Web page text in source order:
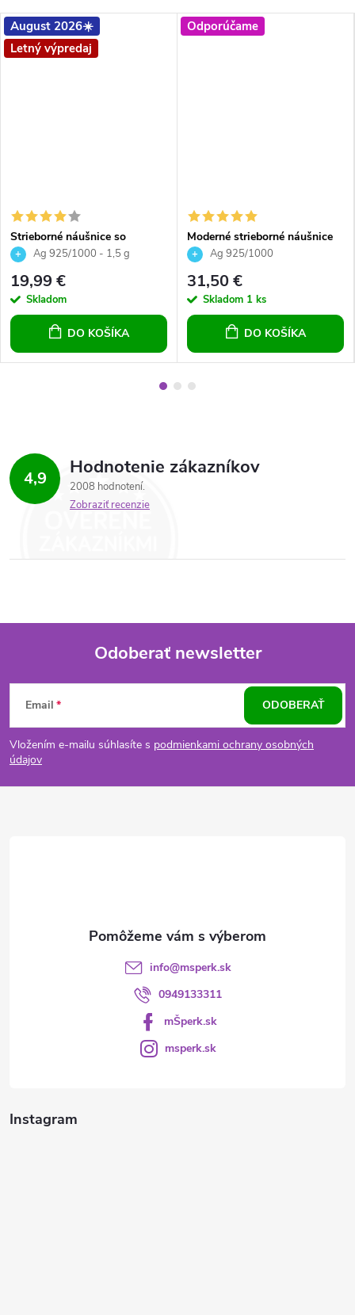
August 2026☀️
Letný výpredaj
Strieborné náušnice so
srdiečkom Crystals Vitrail
Ag 925/1000 - 1,5 g
19,99 €
Skladom
DO KOŠÍKA
Odporúčame
Moderné strieborné náušnice
kruhy s bielym syntetickým
Ag 925/1000
31,50 €
Skladom 1 ks
DO KOŠÍKA
4,9 Hodnotenie zákazníkov
2008 hodnotení
Zobraziť recenzie
Z
á
p
Odoberať newsletter
Email
Vložením e-mailu súhlasíte s podmienkami ochrany osobných
údajov
ODOBERAŤ
Instagram
info@msperk.sk
0949133311
mŠperk.sk
msperk.sk